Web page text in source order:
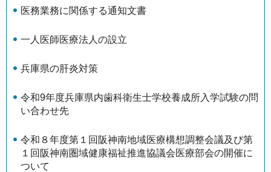
医務業務に関係する通知文書
一人医師医療法人の設立
兵庫県の肝炎対策
令和9年度兵庫県内歯科衛生士学校養成所入学試験の問
い合わせ先
令和８年度第１回阪神南地域医療構想調整会議及び第
１回阪神南圏域健康福祉推進協議会医療部会の開催に
ついて